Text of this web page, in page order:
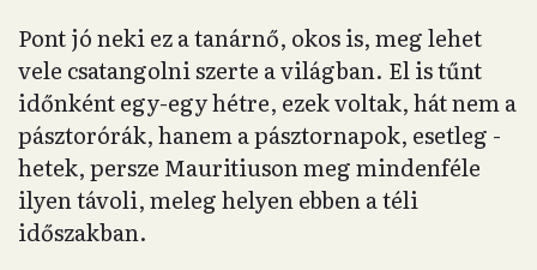
Pont jó neki ez a tanárnő, okos is, meg lehet
vele csatangolni szerte a világban. El is tűnt
időnként egy-egy hétre, ezek voltak, hát nem a
pásztorórák, hanem a pásztornapok, esetleg -
hetek, persze Mauritiuson meg mindenféle
ilyen távoli, meleg helyen ebben a téli
időszakban.